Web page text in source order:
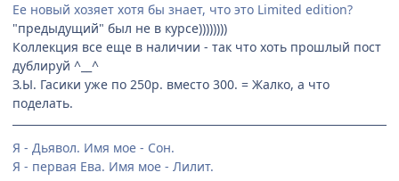
Ее новый хозяет хотя бы знает, что это Limited edition?
"предыдущий" был не в курсе))))))))
Коллекция все еще в наличии - так что хоть прошлый пост
дублируй ^__^
З.Ы. Гасики уже по 250р. вместо 300. = Жалко, а что
поделать.
Я - Дьявол. Имя мое - Сон.
Я - первая Ева. Имя мое - Лилит.